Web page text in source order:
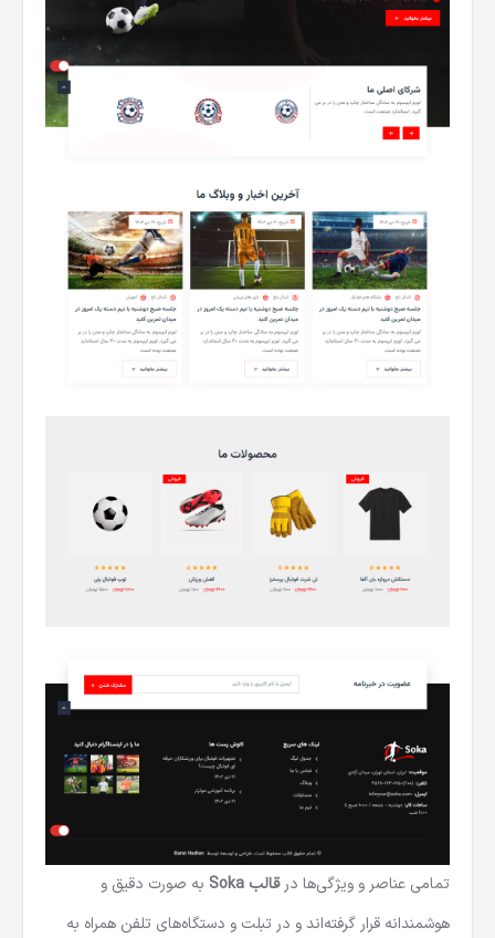
تمامی عناصر و ویژگی‌ها درقالب Soka
به صورت دقیق و
هوشمندانه قرار گرفته‌اند و در تبلت و دستگاه‌های تلفن همراه به